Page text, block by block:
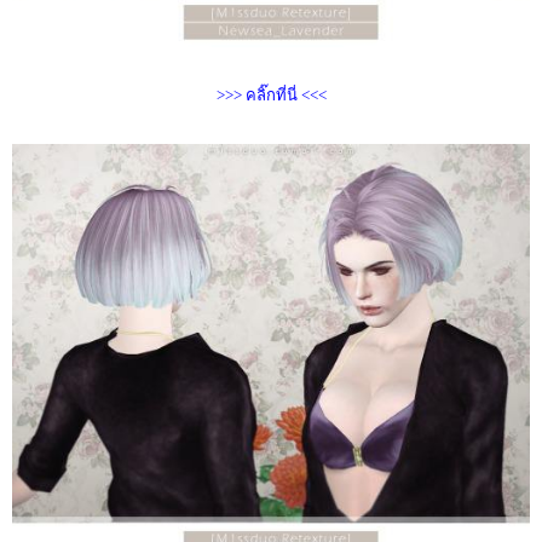
>>> คลิ๊กที่นี่ <<<